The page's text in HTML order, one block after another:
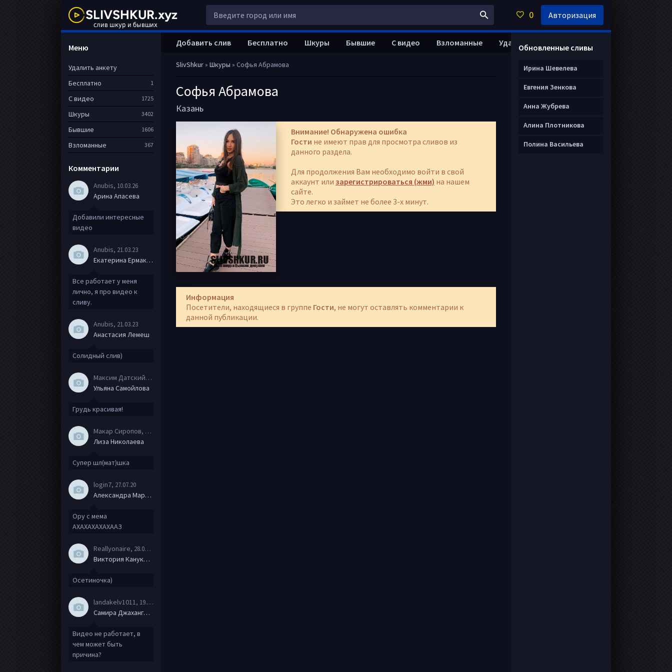
SlivShkur» Шкуры » Софья Абрамова
Софья Абрамова
Казань
Внимание! Обнаружена ошибка
Гости не имеют прав для просмотра сливов из
данного раздела.
Для продолжения Вам необходимо войти в свой
аккаунт или зарегистрироваться (жми) на нашем
сайте.
Это легко и займет не более 3-х минут.
Информация
Посетители, находящиеся в группе Гости, не могут оставлять комментарии к
данной публикации.
Добавить слив Бесплатно Шкуры Бывшие С видео Взломанные Удалить анкету
Меню
Удалить анкету
Бесплатно
1
С видео 1725
Шкуры 3402
Бывшие 1606
Взломанные 367
Комментарии
Anubis, 10.03.26
Арина Апасева
Добавили интересные
видео
Anubis, 21.03.23
Екатерина Ермакова
Все работает у меня
лично, я про видео к
сливу.
Anubis, 21.03.23
Анастасия Лемеш
Солидный слив)
Максим Датский
, 15.08.20
Ульяна Самойлова
Грудь красивая!
Макар Сиропов, 08.08.20
Лиза Николаева
Супер шл(мат)шка
login7, 27.07.20
Александра Маркова
Ору с мема
АХАХАХАХАХААЗ
Reallyonaire, 28.06.20
Виктория Канукова
Осетиночка)
landakelv1011 , 19.06.20
Самира Джахангирова
Видео не работает, в
чем может быть
причина?
Обновленные сливы
Ирина Шевелева
Евгения Зенкова
Анна Жубрева
Алина Плотникова
Полина Васильева
0 Авторизация